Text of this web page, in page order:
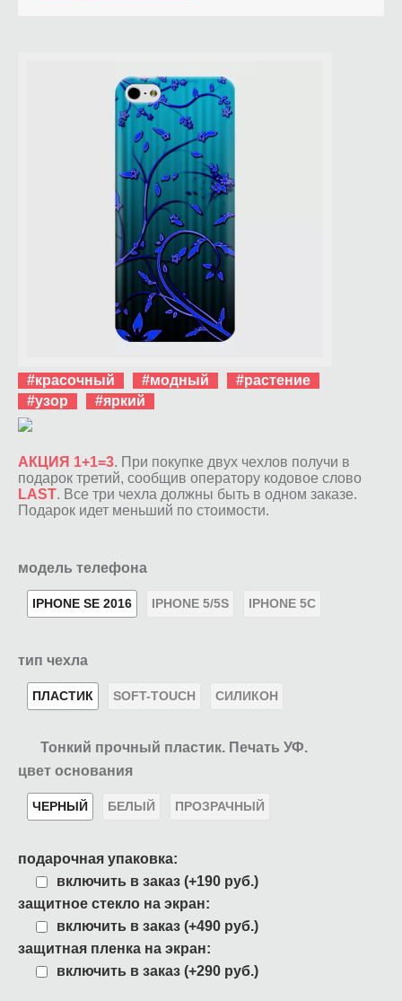
#красочный #модный
#растение
#узор
#яркий
АКЦИЯ 1+1=3. При покупке двух чехлов получи в
подарок третий, сообщив оператору кодовое слово
LAST. Все три чехла должны быть в одном заказе.
Подарок идет меньший по стоимости.
модель телефона
IPHONE SE 2016 IPHONE 5/5S IPHONE 5C
тип чехла
ПЛАСТИК SOFT-TOUCH СИЛИКОН
Тонкий прочный пластик. Печать УФ.
цвет основания
ЧЕРНЫЙ БЕЛЫЙ ПРОЗРАЧНЫЙ
подарочная упаковка:
включить в заказ (+190 руб.)
защитное стекло на экран:
включить в заказ (+490 руб.)
защитная пленка на экран:
включить в заказ (+290 руб.)